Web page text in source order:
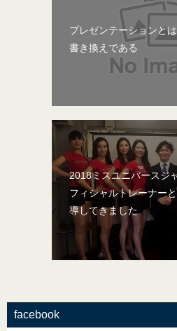
プレゼンテーションと
書き換えである
2018ミスユニバースジ
フィシャルトレーナー
導してきました
facebook